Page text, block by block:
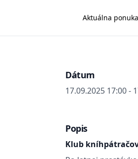
Aktuálna ponuka
Dátum
17.09.2025 17:00 -
Popis
Klub